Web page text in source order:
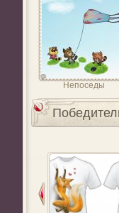
Непоседы